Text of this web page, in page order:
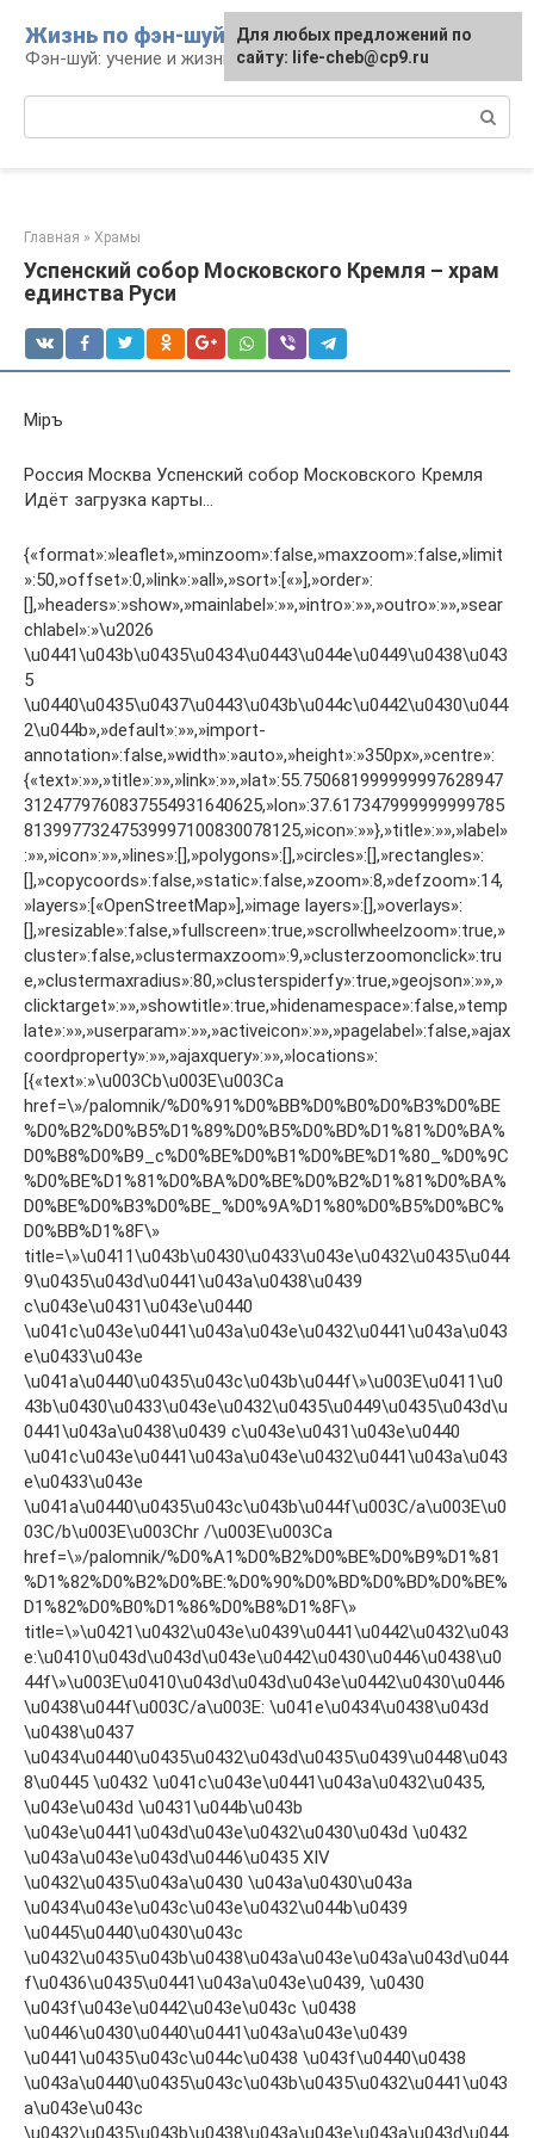
контенту
Жизнь по фэн-шуй
Фэн-шуй: учение и жизнь
Главная » Храмы
Успенский собор Московского Кремля – храм
единства Руси
Мiръ
Россия Москва Успенский собор Московского Кремля
Идёт загрузка карты…
{«format»:»leaflet»,»minzoom»:false,»maxzoom»:false,»limit
»:50,»offset»:0,»link»:»all»,»sort»:[«»],»order»:
[],»headers»:»show»,»mainlabel»:»»,»intro»:»»,»outro»:»»,»sear
chlabel»:»\u2026
\u0441\u043b\u0435\u0434\u0443\u044e\u0449\u0438\u043
5
\u0440\u0435\u0437\u0443\u043b\u044c\u0442\u0430\u044
2\u044b»,»default»:»»,»import-
annotation»:false,»width»:»auto»,»height»:»350px»,»centre»:
{«text»:»»,»title»:»»,»link»:»»,»lat»:55.750681999999997628947
3124779760837554931640625,»lon»:37.617347999999999785
81399773247539997100830078125,»icon»:»»},»title»:»»,»label»
:»»,»icon»:»»,»lines»:[],»polygons»:[],»circles»:[],»rectangles»:
[],»copycoords»:false,»static»:false,»zoom»:8,»defzoom»:14,
»layers»:[«OpenStreetMap»],»image layers»:[],»overlays»:
[],»resizable»:false,»fullscreen»:true,»scrollwheelzoom»:true,»
cluster»:false,»clustermaxzoom»:9,»clusterzoomonclick»:tru
e,»clustermaxradius»:80,»clusterspiderfy»:true,»geojson»:»»,»
clicktarget»:»»,»showtitle»:true,»hidenamespace»:false,»temp
late»:»»,»userparam»:»»,»activeicon»:»»,»pagelabel»:false,»ajax
coordproperty»:»»,»ajaxquery»:»»,»locations»:
[{«text»:»\u003Cb\u003E\u003Ca
href=\»/palomnik/%D0%91%D0%BB%D0%B0%D0%B3%D0%BE
%D0%B2%D0%B5%D1%89%D0%B5%D0%BD%D1%81%D0%BA%
D0%B8%D0%B9_c%D0%BE%D0%B1%D0%BE%D1%80_%D0%9C
%D0%BE%D1%81%D0%BA%D0%BE%D0%B2%D1%81%D0%BA%
D0%BE%D0%B3%D0%BE_%D0%9A%D1%80%D0%B5%D0%BC%
D0%BB%D1%8F\»
title=\»\u0411\u043b\u0430\u0433\u043e\u0432\u0435\u044
9\u0435\u043d\u0441\u043a\u0438\u0439
c\u043e\u0431\u043e\u0440
\u041c\u043e\u0441\u043a\u043e\u0432\u0441\u043a\u043
e\u0433\u043e
\u041a\u0440\u0435\u043c\u043b\u044f\»\u003E\u0411\u0
43b\u0430\u0433\u043e\u0432\u0435\u0449\u0435\u043d\u
0441\u043a\u0438\u0439 c\u043e\u0431\u043e\u0440
\u041c\u043e\u0441\u043a\u043e\u0432\u0441\u043a\u043
e\u0433\u043e
\u041a\u0440\u0435\u043c\u043b\u044f\u003C/a\u003E\u0
03C/b\u003E\u003Chr /\u003E\u003Ca
href=\»/palomnik/%D0%A1%D0%B2%D0%BE%D0%B9%D1%81
%D1%82%D0%B2%D0%BE:%D0%90%D0%BD%D0%BD%D0%BE%
D1%82%D0%B0%D1%86%D0%B8%D1%8F\»
title=\»\u0421\u0432\u043e\u0439\u0441\u0442\u0432\u043
e:\u0410\u043d\u043d\u043e\u0442\u0430\u0446\u0438\u0
44f\»\u003E\u0410\u043d\u043d\u043e\u0442\u0430\u0446
\u0438\u044f\u003C/a\u003E: \u041e\u0434\u0438\u043d
\u0438\u0437
\u0434\u0440\u0435\u0432\u043d\u0435\u0439\u0448\u043
8\u0445 \u0432 \u041c\u043e\u0441\u043a\u0432\u0435,
\u043e\u043d \u0431\u044b\u043b
\u043e\u0441\u043d\u043e\u0432\u0430\u043d \u0432
\u043a\u043e\u043d\u0446\u0435 XIV
\u0432\u0435\u043a\u0430 \u043a\u0430\u043a
\u0434\u043e\u043c\u043e\u0432\u044b\u0439
\u0445\u0440\u0430\u043c
\u0432\u0435\u043b\u0438\u043a\u043e\u043a\u043d\u044
f\u0436\u0435\u0441\u043a\u043e\u0439, \u0430
\u043f\u043e\u0442\u043e\u043c \u0438
\u0446\u0430\u0440\u0441\u043a\u043e\u0439
\u0441\u0435\u043c\u044c\u0438 \u043f\u0440\u0438
\u043a\u0440\u0435\u043c\u043b\u0435\u0432\u0441\u043
a\u043e\u043c
\u0432\u0435\u043b\u0438\u043a\u043e\u043a\u043d\u044
Для любых предложений по
сайту: life-cheb@cp9.ru
Для любых предложений по
сайту: life-cheb@cp9.ru